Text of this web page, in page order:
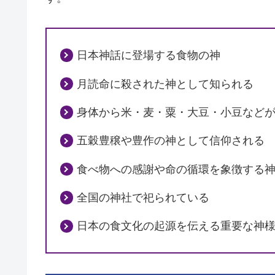
日本神話に登場する食物の神
月読命に殺された神として知られる
身体から米・麦・粟・大豆・小豆など
五穀豊穣や豊作の神として信仰される
食べ物への感謝や命の循環を象徴する神
全国の神社で祀られている
日本の食文化の起源を伝える重要な神様